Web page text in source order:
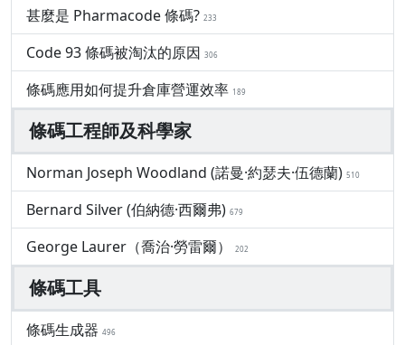
甚麼是 Pharmacode 條碼? 233
Code 93 條碼被淘汰的原因 306
條碼應用如何提升倉庫營運效率 189
條碼工程師及科學家
Norman Joseph Woodland (諾曼·約瑟夫·伍德蘭) 510
Bernard Silver (伯納德·西爾弗) 679
George Laurer（喬治·勞雷爾） 202
條碼工具
條碼生成器 496